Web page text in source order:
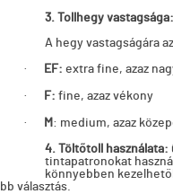
3. Tollhegy vastagsága:
A hegy vastagságára
· EF: extra fine, azaz
· F: fine, azaz vékony
· M : medium, azaz
4. Töltőtoll
tintapatronokat
könnyebben
választás.